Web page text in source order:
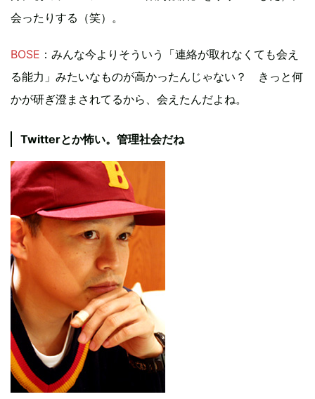
会ったりする（笑）。
BOSE ：みんな今よりそういう「連絡が取れなくても会え
る能力」みたいなものが高かったんじゃない？ きっと何
かが研ぎ澄まされてるから、会えたんだよね。
Twitterとか怖い。管理社会だね